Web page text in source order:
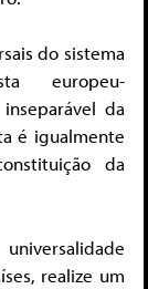
do sistema
europeu-
da
é igualmente
da
realize um